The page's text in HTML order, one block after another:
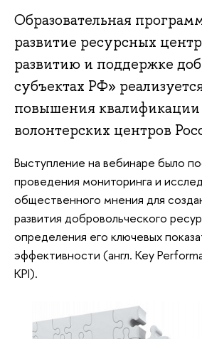
Образовательная
развитие ресурсных
развитию и поддержке
субъектах РФ»
повышения квалификации
волонтерских центров
Выступление на вебинаре было
проведения мониторинга и
общественного мнения для
развития добровольческого
определения его ключевых
эффективности (англ. Key
KPI).